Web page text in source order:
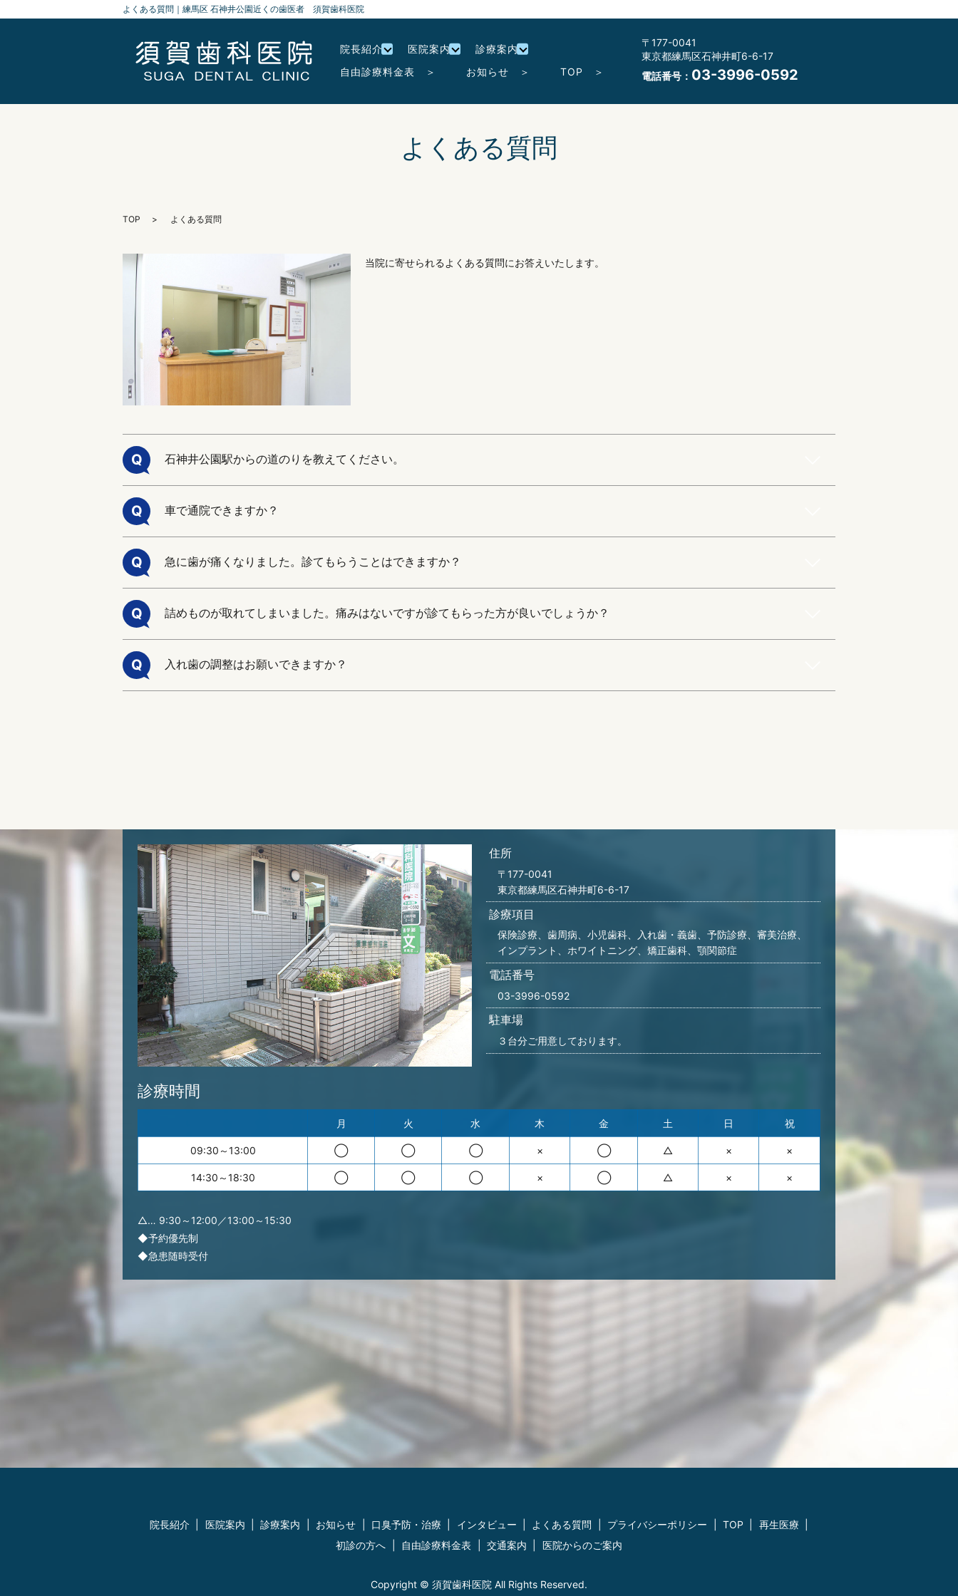
よくある質問｜練馬区 石神井公園近くの歯医者 須賀歯科医院
院長紹介 医院案内
診療案内
自由診療料金表 ＞
お知らせ ＞ TOP ＞
〒177-0041
東京都練馬区石神井町6-6-17
電話番号： 03-3996-0592
よくある質問
TOP よくある質問
当院に寄せられるよくある質問にお答えいたします。
Q 石神井公園駅からの道のりを教えてください。
Q 車で通院できますか？
Q 急に歯が痛くなりました。診てもらうことはできますか？
Q 詰めものが取れてしまいました。痛みはないですが診てもらった方が良いでしょうか？
Q 入れ歯の調整はお願いできますか？
住所
〒177-0041
東京都練馬区石神井町6-6-17
診療項目
保険診療、歯周病、小児歯科、入れ歯・義歯、予防診療、審美治療、
インプラント、ホワイトニング、矯正歯科、顎関節症
電話番号
03-3996-0592
駐車場
３台分ご用意しております。
診療時間
月 火 水 木 金 土 日 祝
09:30～13:00 ◯ ◯ ◯ × ◯ △ × ×
14:30～18:30 ◯ ◯ ◯ × ◯ △ × ×
△… 9:30～12:00／13:00～15:30
◆予約優先制
◆急患随時受付
院長紹介 医院案内 診療案内 お知らせ 口臭予防・治療 インタビュー よくある質問 プライバシーポリシー TOP
再生医療
初診の方へ
自由診療料金表 交通案内 医院からのご案内
Copyright © 須賀歯科医院 All Rights Reserved.